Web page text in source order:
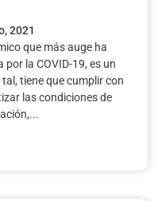
2021
que más auge ha
la COVID-19, es un
tiene que cumplir con
las condiciones de